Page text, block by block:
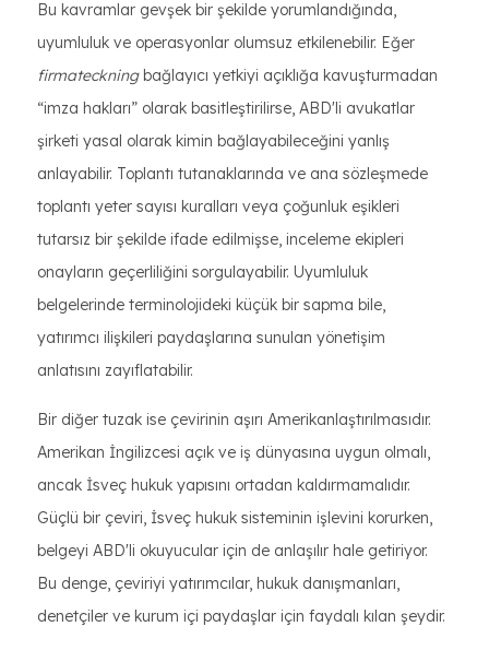
Bu kavramlar gevşek bir şekilde yorumlandığında,
uyumluluk ve operasyonlar olumsuz etkilenebilir. Eğer
firmateckningbağlayıcı yetkiyi açıklığa kavuşturmadan
“imza hakları” olarak basitleştirilirse, ABD'li avukatlar
şirketi yasal olarak kimin bağlayabileceğini yanlış
anlayabilir. Toplantı tutanaklarında ve ana sözleşmede
toplantı yeter sayısı kuralları veya çoğunluk eşikleri
tutarsız bir şekilde ifade edilmişse, inceleme ekipleri
onayların geçerliliğini sorgulayabilir. Uyumluluk
belgelerinde terminolojideki küçük bir sapma bile,
yatırımcı ilişkileri paydaşlarına sunulan yönetişim
anlatısını zayıflatabilir.
Bir diğer tuzak ise çevirinin aşırı Amerikanlaştırılmasıdır.
Amerikan İngilizcesi açık ve iş dünyasına uygun olmalı,
ancak İsveç hukuk yapısını ortadan kaldırmamalıdır.
Güçlü bir çeviri, İsveç hukuk sisteminin işlevini korurken,
belgeyi ABD'li okuyucular için de anlaşılır hale getiriyor.
Bu denge, çeviriyi yatırımcılar, hukuk danışmanları,
denetçiler ve kurum içi paydaşlar için faydalı kılan şeydir.